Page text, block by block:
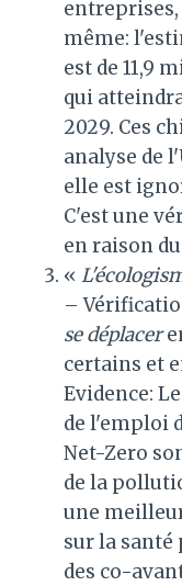
même:
est de 11,9
qui
2029. Ces
analyse de
elle est
C'est une
en raison
«
–
se déplacer
certains et
Evidence:
de l'emploi
Net-Zero
de la
une
sur la santé
des co-